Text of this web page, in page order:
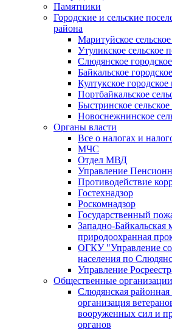
Памятники
Городские и сельские
района
Маритуйское
Утуликское сельское
Слюдянское
Байкальское
Култукское городское
Портбайкальское
Быстринское
Новоснежнинское
Органы власти
Все о налогах и
МЧС
Отдел МВД
Управление
Противодействие
Гостехнадзор
Роскомнадзор
Государственный
Западно-Байкальская
природоохранная
ОГКУ "Управление
населения по
Управление
Общественные
Слюдянская районная
организация
вооруженных сил и
органов